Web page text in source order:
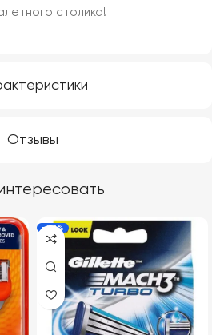
Отзывы
столика!
-27%